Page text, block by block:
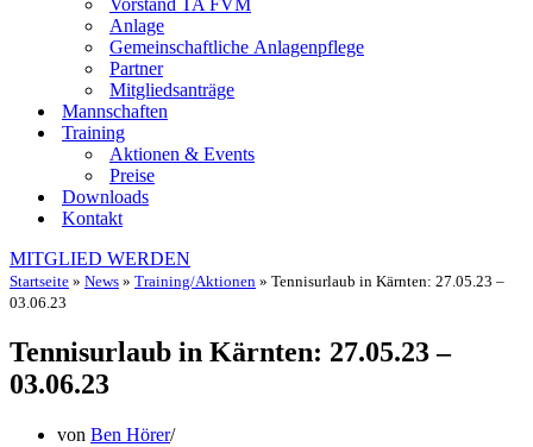
Vorstand TA FVM
Anlage
Gemeinschaftliche Anlagenpflege
Partner
Mitgliedsanträge
Mannschaften
Training
Aktionen & Events
Preise
Downloads
Kontakt
MITGLIED WERDEN
Startseite » News » Training/Aktionen » Tennisurlaub in Kärnten: 27.05.23 –
03.06.23
Tennisurlaub in Kärnten: 27.05.23 –
03.06.23
von Ben Hörer